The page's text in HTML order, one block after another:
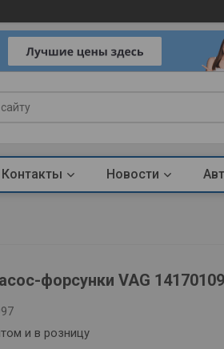
Контакты Новости
форсунки VAG
и в розницу